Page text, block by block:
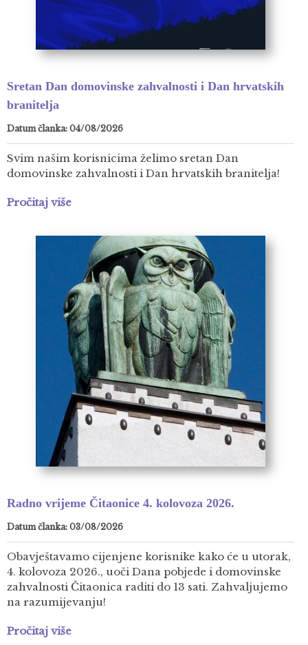
Sretan Dan domovinske zahvalnosti i Dan hrvatskih
branitelja
Datum članka: 04/08/2026
Svim našim korisnicima želimo sretan Dan
domovinske zahvalnosti i Dan hrvatskih branitelja!
Pročitaj više
Radno vrijeme Čitaonice 4. kolovoza 2026.
Datum članka: 03/08/2026
Obavještavamo cijenjene korisnike kako će u utorak,
4. kolovoza 2026., uoči Dana pobjede i domovinske
zahvalnosti Čitaonica raditi do 13 sati. Zahvaljujemo
na razumijevanju!
Pročitaj više